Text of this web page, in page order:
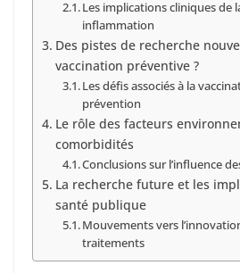
Les implications cliniques de
inflammation
Des pistes de recherche
vaccination préventive ?
Les défis associés à la
prévention
Le rôle des facteurs
comorbidités
Conclusions sur l’influence
La recherche future et les
santé publique
Mouvements vers
traitements